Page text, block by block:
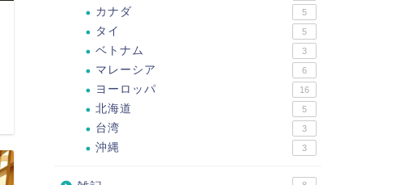
カナダ 5
タイ 5
ベトナム 3
マレーシア 6
ヨーロッパ 16
北海道 5
台湾 3
沖縄 3